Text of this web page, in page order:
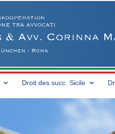
Droit des succ. Sicile